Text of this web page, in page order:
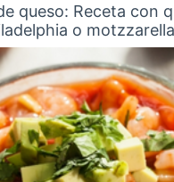
queso: Receta con
o motzzarella